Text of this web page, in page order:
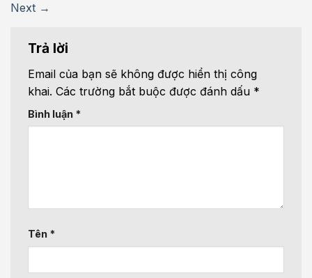
Next →
Trả lời
Email của bạn sẽ không được hiển thị công
khai. Các trường bắt buộc được đánh dấu *
Bình luận *
Tên *